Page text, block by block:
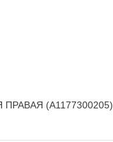
(A1177300205)